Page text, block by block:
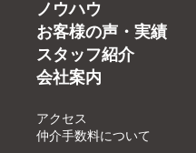
ノウハウ
お客様の声・実績
スタッフ紹介
会社案内
アクセス
仲介手数料について